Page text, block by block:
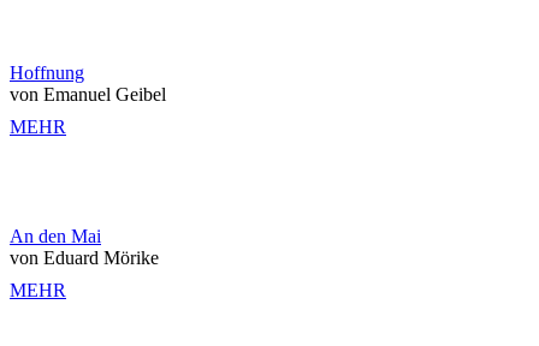
Hoffnung
von Emanuel Geibel
MEHR
An den Mai
von Eduard Mörike
MEHR